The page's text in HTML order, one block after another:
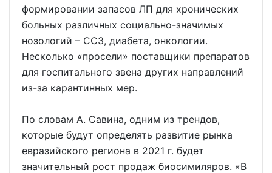
формировании запасов ЛП для хронических
больных различных социально-значимых
нозологий – ССЗ, диабета, онкологии.
Несколько «просели» поставщики препаратов
для госпитального звена других направлений
из-за карантинных мер.
По словам А. Савина, одним из трендов,
которые будут определять развитие рынка
евразийского региона в 2021 г. будет
значительный рост продаж биосимиляров. «В